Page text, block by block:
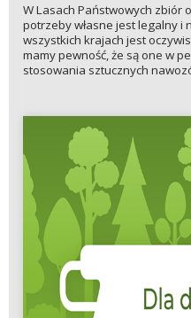
W Lasach Państwowych zbiór
potrzeby własne jest legalny i
wszystkich krajach jest
mamy pewność, że są one w
stosowania sztucznych